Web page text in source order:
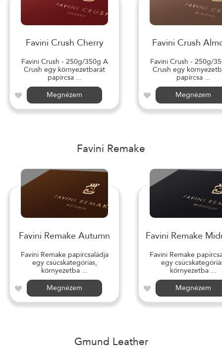
Favini Crush Cherry
Favini Crush - 250g/350g A
Crush egy környezetbarát
papírcsa ...
Megnézem
Favini Crush
Favini Crush - 250g/
Crush egy
papírcsa ...
Megnézem
Favini Remake
Favini Remake Autumn
Favini Remake papírcsaládja
egy csúcskategóriás,
környezetba ...
Megnézem
Favini Remake
Favini Remake
egy
környezetba ...
Megnézem
Gmund Leather